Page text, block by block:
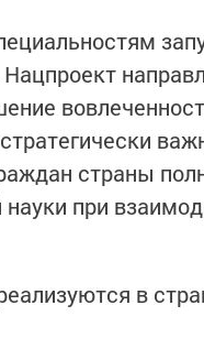
страны
при
в